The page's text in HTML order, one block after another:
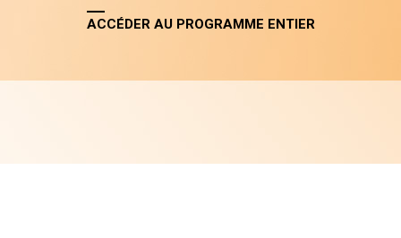
ACCÉDER AU PROGRAMME ENTIER